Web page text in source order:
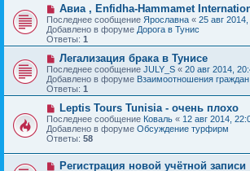
и
е
о
б
щ
е
и
е
Н
о
в
о
е
с
о
о
б
щ
е
н
и
е
Авиа , Enfidha-Hammamet
Последнее сообщение Ярославна « 25 авг
Добавлено в форуме Дорога в Тунис
Ответы: 1
Н
о
в
о
е
с
о
о
б
щ
е
н
Легализация брака в Тунисе
Последнее сообщение JULY_S « 20 авг 2014,
Добавлено в форуме Взаимоотношения
Ответы: 1
Н
о
в
о
с
Leptis Tours Tunisia - очень плохо
Последнее сообщение Коваль « 12 авг 2014,
Добавлено в форуме Обсуждение турфирм
Ответы: 58
НРегистрация новой учётной записи